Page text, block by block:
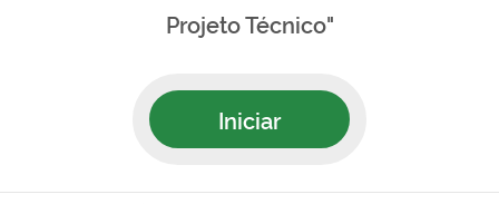
Projeto Técnico"
Iniciar